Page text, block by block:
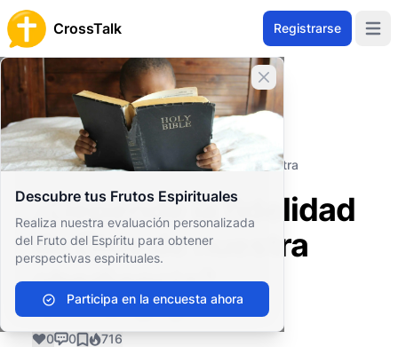
CrossTalk Registrarse
Cerrar banner
Descubre tus Frutos Espirituales
Realiza nuestra evaluación personalizada
del Fruto del Espíritu para obtener
perspectivas espirituales.
Participa en la encuesta ahora
Inicio
Archivo de Preguntas
Bienestar Personal y Emocional
Bienestar espiritual
¿Depende la fidelidad de Dios de nuestra
¿Depende la fidelidad
de Dios de nuestra
obediencia?
0 0 716